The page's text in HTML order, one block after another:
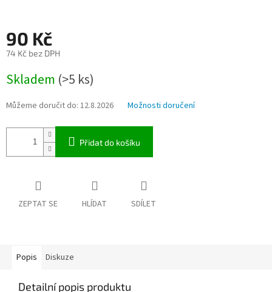
90 Kč
74 Kč bez DPH
cena:
Skladem (>5 ks)
Můžeme doručit do: 12.8.2026 Možnosti doručení
Přidat do košíku
ZEPTAT SE HLÍDAT SDÍLET
Popis Diskuze
Detailní popis produktu